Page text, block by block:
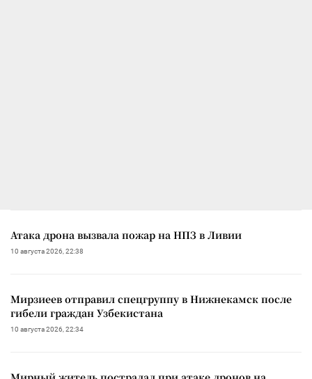
Атака дрона вызвала пожар на НПЗ в Ливии
10 августа 2026, 22:38
Мирзиеев отправил спецгруппу в Нижнекамск после
гибели граждан Узбекистана
10 августа 2026, 22:34